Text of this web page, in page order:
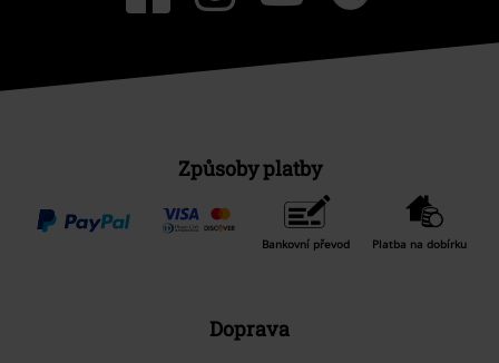
Způsoby platby
Bankovní převod Platba na dobírku
Doprava